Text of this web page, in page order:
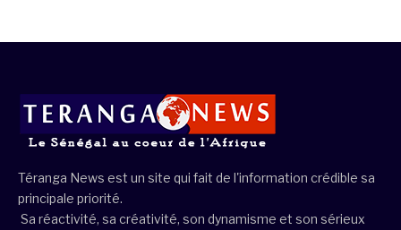
Téranga News est un site qui fait de l'information crédible sa
principale priorité.
Sa réactivité, sa créativité, son dynamisme et son sérieux